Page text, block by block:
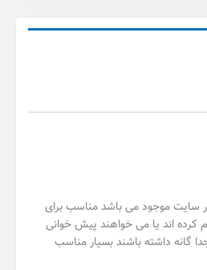
سایت موجود می باشد مناسب برای
کرده اند یا می خواهند پیش خوانی
گانه داشته باشند بسیار مناسب